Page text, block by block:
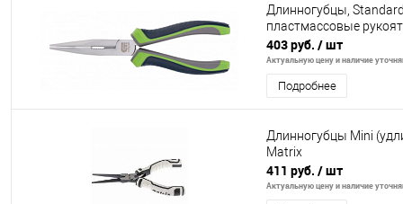
Длинногубцы,
пластмассовые
403 руб. / шт
Актуальную цену и наличие
Подробнее
Длинногубцы Mini
Matrix
411 руб. / шт
Актуальную цену и наличие